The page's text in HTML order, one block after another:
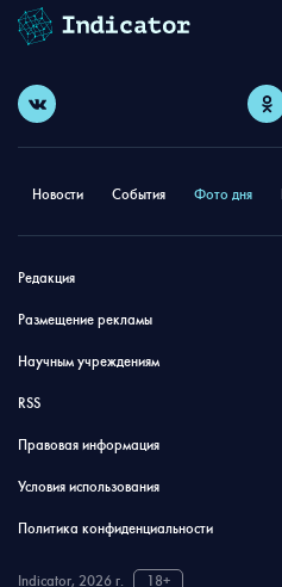
Новости События Фото дня
Редакция
Размещение рекламы
Научным учреждениям
RSS
Правовая информация
Условия использования
Политика конфиденциальности
Indicator, 2026 г. 18+